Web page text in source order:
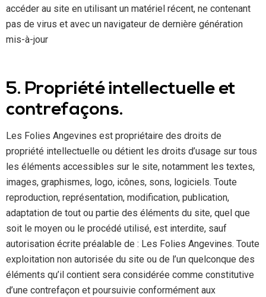
accéder au site en utilisant un matériel récent, ne contenant
pas de virus et avec un navigateur de dernière génération
mis-à-jour
5. Propriété intellectuelle et
contrefaçons.
Les Folies Angevines est propriétaire des droits de
propriété intellectuelle ou détient les droits d’usage sur tous
les éléments accessibles sur le site, notamment les textes,
images, graphismes, logo, icônes, sons, logiciels. Toute
reproduction, représentation, modification, publication,
adaptation de tout ou partie des éléments du site, quel que
soit le moyen ou le procédé utilisé, est interdite, sauf
autorisation écrite préalable de : Les Folies Angevines. Toute
exploitation non autorisée du site ou de l’un quelconque des
éléments qu’il contient sera considérée comme constitutive
d’une contrefaçon et poursuivie conformément aux